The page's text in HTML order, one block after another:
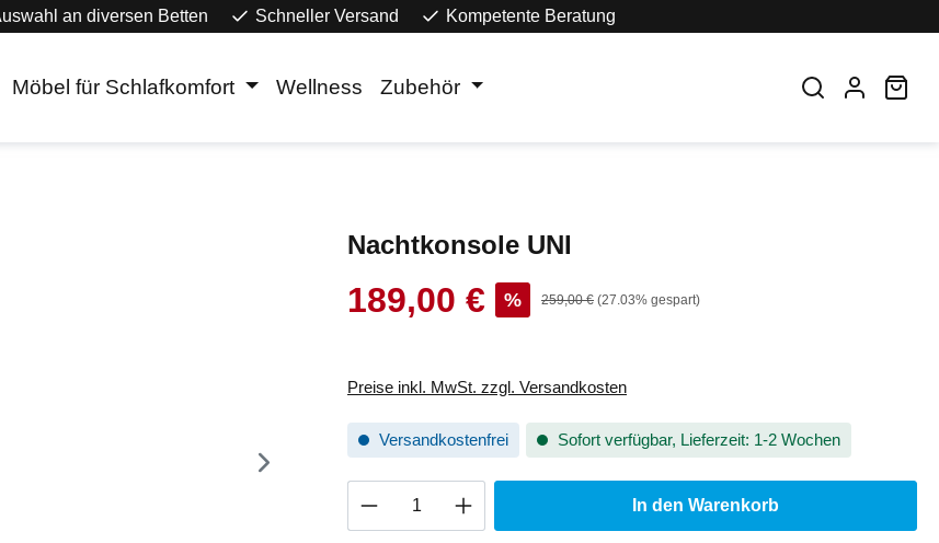
an diversen Betten Schneller Versand Kompetente Beratung
Möbel für Schlafkomfort Wellness Zubehör
Nachtkonsole UNI
Verkaufspreis:
189,00 € % Regulärer Preis:
259,00 € (27.03% gespart)
Preise inkl. MwSt. zzgl. Versandkosten
Versandkostenfrei Sofort verfügbar, Lieferzeit: 1-2 Wochen
Produkt Anzahl: Gib den gewünschten Wert ein
In den Warenkorb